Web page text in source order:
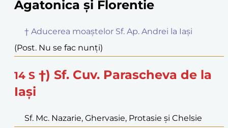
Agatonica și Florentie
† Aducerea moaștelor Sf. Ap. Andrei la Iași
(Post. Nu se fac nunți)
14 S †) Sf. Cuv. Parascheva de la
Iași
Sf. Mc. Nazarie, Ghervasie, Protasie și Chelsie